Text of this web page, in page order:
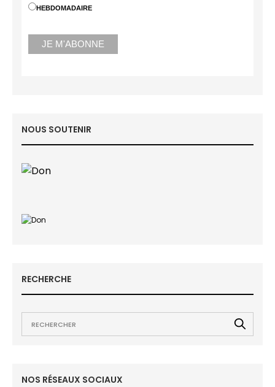
HEBDOMADAIRE
NOUS SOUTENIR
RECHERCHE
NOS RÉSEAUX SOCIAUX